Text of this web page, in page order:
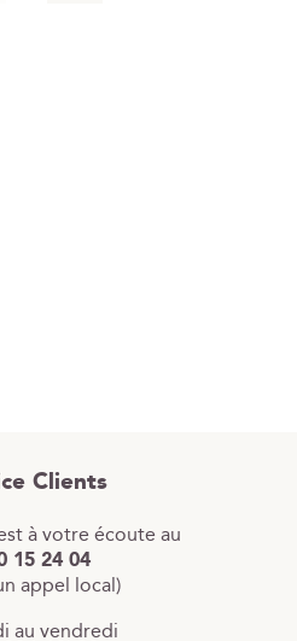
Clients
à votre écoute au
15 24 04
appel local)
au vendredi